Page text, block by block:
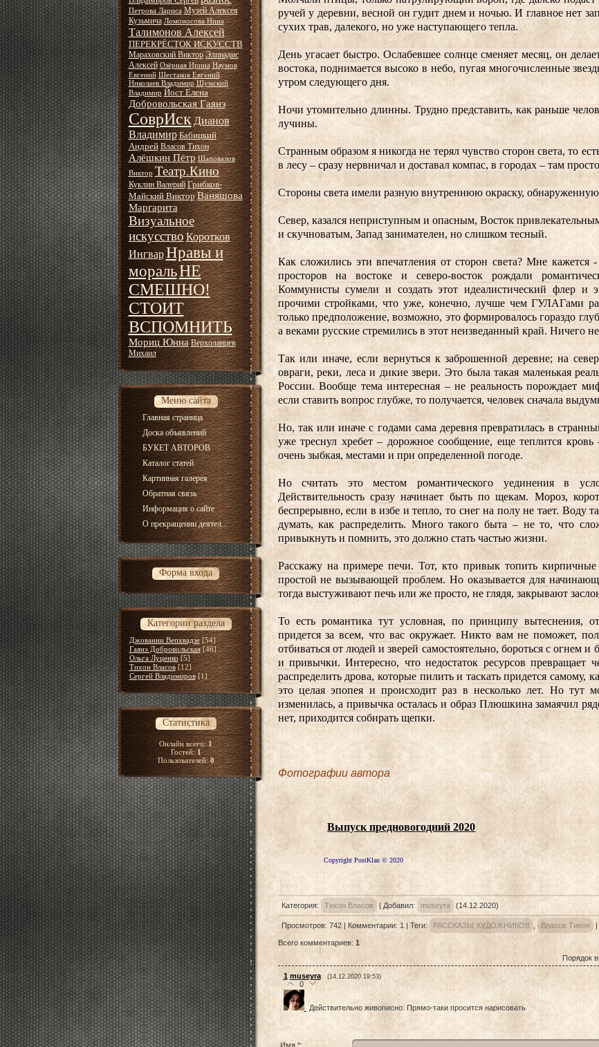
Петрова Лариса Музей Алексея
Кузьмича Ломоносова Нина
Талимонов Алексей
ПЕРЕКРЁСТОК ИСКУССТВ
Мараховский Виктор Элпиадис
Алексей Озёрная Ирина Наумов
Евгений Шестаков Евгений
Николаев Владимир Шумский
Владимир Йост Елена
Добровольская Гаянэ
СоврИскДианов
Владимир Бабицкий
Андрей Власов Тихон
Алёшкин Пётр Шаповалов
Виктор Театр.Кино
Куклин Валерий Грибков-
Майский Виктор Ваняшова
Маргарита
Визуальное
искусствоКоротков
ИнгварНравы и
моральНЕ
СМЕШНО!
СТОИТ
ВСПОМНИТЬ
Мориц Юнна Верхоланцев
Михаил
Меню сайта
Главная страница
Доска объявлений
БУКЕТ АВТОРОВ
Каталог статей
Картинная галерея
Обратная связь
Информация о сайте
О прекращении деятел...
Форма входа
Категории раздела
Джованни Вепхвадзе [54]
Гаянэ Добровольская [46]
Ольга Луценко [5]
Тихон Власов [12]
Сергей Владимиров [1]
Статистика
Онлайн всего:1
Гостей:1
Пользователей:0
ручей у деревни, весной он гудит днем и ночью. И главное нет
сухих трав, далекого, но уже наступающего тепла.
День угасает быстро. Ослабевшее солнце сменяет месяц, он
востока, поднимается высоко в небо, пугая многочисленные
утром следующего дня.
Ночи утомительно длинны. Трудно представить, как раньше
лучины.
Странным образом я никогда не терял чувство сторон света, то
в лесу – сразу нервничал и доставал компас, в городах – там
Стороны света имели разную внутреннюю окраску, обнаруженную
Север, казался неприступным и опасным, Восток
и скучноватым, Запад занимателен, но слишком тесный.
Как сложились эти впечатления от сторон света? Мне кажется -
просторов на востоке и северо-восток рождали
Коммунисты сумели и создать этот идеалистический флер и
прочими стройками, что уже, конечно, лучше чем ГУЛАГами
только предположение, возможно, это формировалось гораздо
а веками русские стремились в этот неизведанный край. Ничего не
Так или иначе, если вернуться к заброшенной деревне; на
овраги, реки, леса и дикие звери. Это была такая маленькая
России. Вообще тема интересная – не реальность порождает
если ставить вопрос глубже, то получается, человек сначала
Но, так или иначе с годами сама деревня превратилась в
уже треснул хребет – дорожное сообщение, еще теплится кровь
очень зыбкая, местами и при определенной погоде.
Но считать это местом романтического уединения в
Действительность сразу начинает быть по щекам. Мороз,
беспрерывно, если в избе и тепло, то снег на полу не тает. Воду
думать, как распределить. Много такого быта – не то, что
привыкнуть и помнить, это должно стать частью жизни.
Расскажу на примере печи. Тот, кто привык топить кирпичные
простой не вызывающей проблем. Но оказывается для
тогда выстуживают печь или же просто, не глядя, закрывают
То есть романтика тут условная, по принципу вытеснения,
придется за всем, что вас окружает. Никто вам не поможет,
отбиваться от людей и зверей самостоятельно, бороться с огнем и
и привычки. Интересно, что недостаток ресурсов превращает
распределить дрова, которые пилить и таскать придется самому,
это целая эпопея и происходит раз в несколько лет. Но тут
изменилась, а привычка осталась и образ Плюшкина замаячил
нет, приходится собирать щепки.
Фотографии автора
Выпуск предновогодний 2020
Copyright PostKlau © 2020
Категория: Тихон Власов | Добавил: museyra (14.12.2020)
Просмотров: 742 | Комментарии: 1 |Теги: РАССКАЗЫ ХУДОЖНИКОВ , Власов Тихон |
Всего комментариев: 1
Порядок
1 museyra (14.12.2020 19:53)
0
Действительно живописно. Прямо-таки просится нарисовать
Имя *: